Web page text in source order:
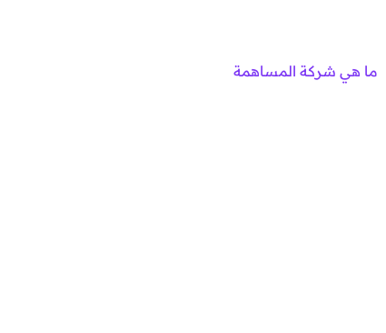
ما هي شركة المساهمة